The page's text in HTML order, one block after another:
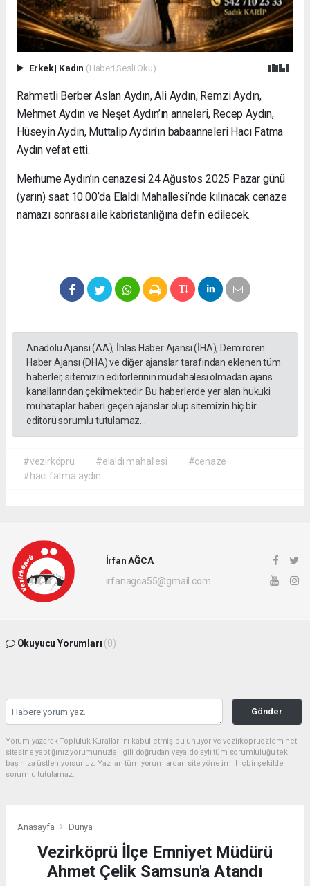
Erkek| Kadın (Haberi Sesli Oku)
Rahmetli Berber Aslan Aydın, Ali Aydın, Remzi Aydın,
Mehmet Aydın ve Neşet Aydın’ın anneleri, Recep Aydın,
Hüseyin Aydın, Muttalip Aydın’ın babaanneleri Hacı Fatma
Aydın vefat etti.
Merhume Aydın’ın cenazesi 24 Ağustos 2025 Pazar günü
(yarın) saat 10.00’da Elaldı Mahallesi’nde kılınacak cenaze
namazı sonrası aile kabristanlığına defin edilecek.
Anadolu Ajansı (AA), İhlas Haber Ajansı (İHA), Demirören
Haber Ajansı (DHA) ve diğer ajanslar tarafından eklenen tüm
haberler, sitemizin editörlerinin müdahalesi olmadan ajans
kanallarından çekilmektedir. Bu haberlerde yer alan hukuki
muhataplar haberi geçen ajanslar olup sitemizin hiç bir
editörü sorumlu tutulamaz...
#vezirköprü #elaldı mahallesi
#cenaze
#hacı fatma aydın
İrfan AĞCA
irfanagca55@gmail.com
Okuyucu Yorumları (0)
Gönder
Yorum yazarak Topluluk Kuralları’nı kabul etmiş bulunuyor ve vezirkopruozlem.net
sitesine yaptığınız yorumunuzla ilgili doğrudan veya dolaylı tüm sorumluluğu tek
başınıza üstleniyorsunuz. Yazılan tüm yorumlardan site yönetimi hiçbir şekilde
sorumlu tutulamaz.
Anasayfa Dünya
Vezirköprü İlçe Emniyet Müdürü
Ahmet Çelik Samsun'a Atandı